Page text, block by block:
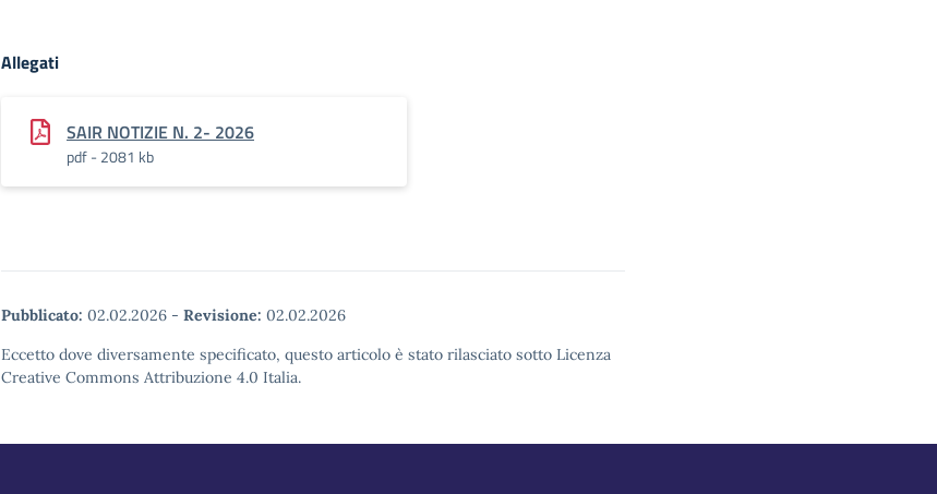
Allegati
SAIR NOTIZIE N. 2- 2026
pdf - 2081 kb
Pubblicato: 02.02.2026 - Revisione: 02.02.2026
Eccetto dove diversamente specificato, questo articolo è stato rilasciato sotto Licenza
Creative Commons Attribuzione 4.0 Italia.